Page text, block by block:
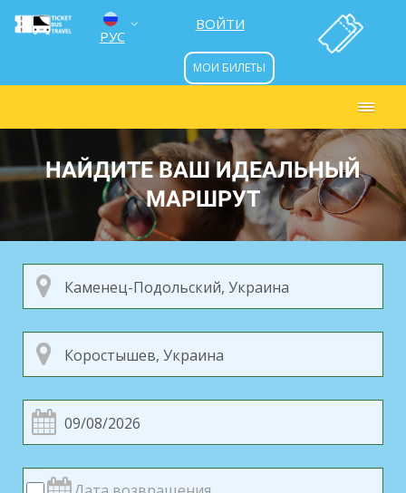
РУС
ENG
УКР
ВОЙТИ
МОИ БИЛЕТЫ
НАЙДИТЕ ВАШ ИДЕАЛЬНЫЙ
МАРШРУТ